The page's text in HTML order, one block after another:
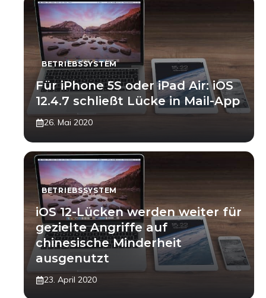
BETRIEBSSYSTEM
Für iPhone 5S oder iPad Air: iOS
12.4.7 schließt Lücke in Mail-App
26. Mai 2020
BETRIEBSSYSTEM
iOS 12-Lücken werden weiter für
gezielte Angriffe auf
chinesische Minderheit
ausgenutzt
23. April 2020